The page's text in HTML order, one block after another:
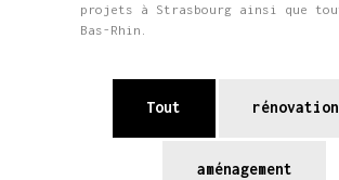
projets à Strasbourg ainsi que
Bas-Rhin.
Tout rénovation
aménagement